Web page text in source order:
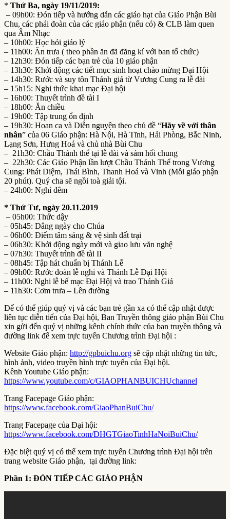
* Thứ Ba, ngày 19/11/2019:
– 09h00: Đón tiếp và hướng dẫn các giáo hạt của Giáo Phận Bùi
Chu, các phái đoàn của các giáo phận (nếu có) & CLB làm quen
qua Âm Nhạc
– 10h00: Học hỏi giáo lý
– 11h00: Ăn trưa ( theo phần ăn đã đăng kí với ban tổ chức)
– 12h30: Đón tiếp các bạn trẻ của 10 giáo phận
– 13h30: Khởi động các tiết mục sinh hoạt chào mừng Đại Hội
– 14h30: Rước và suy tôn Thánh giá từ Vương Cung ra lễ đài
– 15h15: Nghi thức khai mạc Đại hội
– 16h00: Thuyết trình đề tài I
– 18h00: Ăn chiều
– 19h00: Tập trung ổn định
– 19h30: Hoan ca và Diễn nguyện theo chủ đề “Hãy về với thân
nhân” của 06 Giáo phận: Hà Nội, Hà Tĩnh, Hải Phòng, Bắc Ninh,
Lạng Sơn, Hưng Hoá và chủ nhà Bùi Chu
– 21h30: Chầu Thánh thể tại lễ đài và sám hối chung
– 22h30: Các Giáo Phận lần lượt Chầu Thánh Thể trong Vương
Cung: Phát Diệm, Thái Bình, Thanh Hoá và Vinh (Mỗi giáo phận
20 phút). Quý cha sẽ ngồi toà giải tội.
– 24h00: Nghỉ đêm
* Thứ Tư, ngày 20.11.2019
– 05h00: Thức dậy
– 05h45: Dâng ngày cho Chúa
– 06h00: Điểm tâm sáng & vệ sinh đất trại
– 06h30: Khởi động ngày mới và giao lưu văn nghệ
– 07h30: Thuyết trình đề tài II
– 08h45: Tập hát chuẩn bị Thánh Lễ
– 09h00: Rước đoàn lễ nghi và Thánh Lễ Đại Hội
– 11h00: Nghi lễ bế mạc Đại Hộị và trao Thánh Giá
– 11h30: Cơm trưa – Lên đường
Để có thể giúp quý vị và các bạn trẻ gần xa có thể cập nhật được
liên tục diễn tiến của Đại hội, Ban Truyền thông giáo phận Bùi Chu
xin gửi đến quý vị những kênh chính thức của ban truyền thông và
đường link để xem trực tuyến Chương trình Đại hội :
Website Giáo phận: http://gpbuichu.org sẽ cập nhật những tin tức,
hình ảnh, video truyền hình trực tuyến của Đại hội.
Kênh Youtube Giáo phận:
https://www.youtube.com/c/GIAOPHANBUICHUchannel
Trang Facepage Giáo phận:
https://www.facebook.com/GiaoPhanBuiChu/
Trang Facepage của Đại hội:
https://www.facebook.com/DHGTGiaoTinhHaNoiBuiChu/
Đặc biệt quý vị có thể xem trực tuyến Chương trình Đại hội trên
trang website Giáo phận, tại đường link:
Phần 1: ĐÓN TIẾP CÁC GIÁO PHẬN